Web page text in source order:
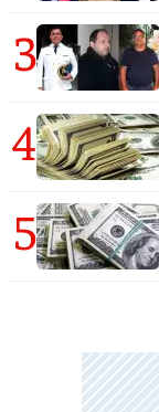
3
4
5